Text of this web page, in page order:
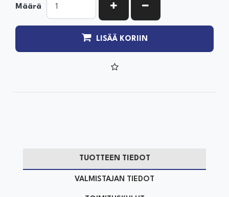
Määrä KASVATA MÄÄRÄÄ
VÄHENNÄ MÄÄRÄÄ
LISÄÄ KORIIN
TUOTTEEN TIEDOT
VALMISTAJAN TIEDOT